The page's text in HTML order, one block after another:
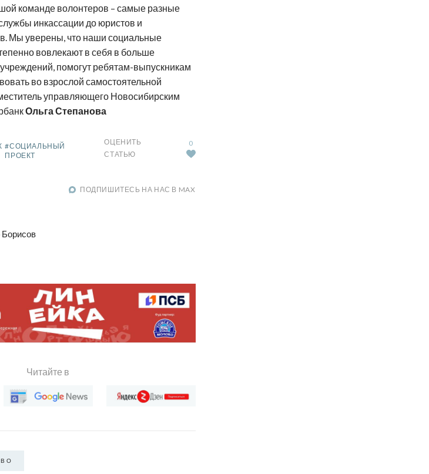
команде волонтеров – самые разные
инкассации до юристов и
Мы уверены, что наши социальные
вовлекают в себя в больше
помогут ребятам-выпускникам
во взрослой самостоятельной
управляющего Новосибирским
Ольга Степанова
#СОЦИАЛЬНЫЙ
ПРОЕКТ
ОЦЕНИТЬ
СТАТЬЮ
0
ПОДПИШИТЕСЬ НА НАС В MAX
Читайте в